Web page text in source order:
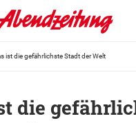
ist die gefährlichste Stadt der Welt
die